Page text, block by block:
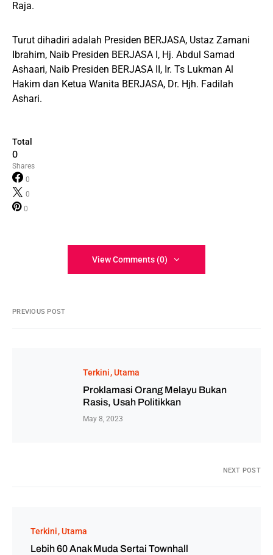
Raja.
Turut dihadiri adalah Presiden BERJASA, Ustaz Zamani
Ibrahim, Naib Presiden BERJASA I, Hj. Abdul Samad
Ashaari, Naib Presiden BERJASA II, Ir. Ts Lukman Al
Hakim dan Ketua Wanita BERJASA, Dr. Hjh. Fadilah
Ashari.
Total
0
Shares
0
0
0
View Comments (0)
PREVIOUS POST
Terkini Utama
Proklamasi Orang Melayu Bukan
Rasis, Usah Politikkan
May 8, 2023
NEXT POST
Terkini Utama
Lebih 60 Anak Muda Sertai Townhall